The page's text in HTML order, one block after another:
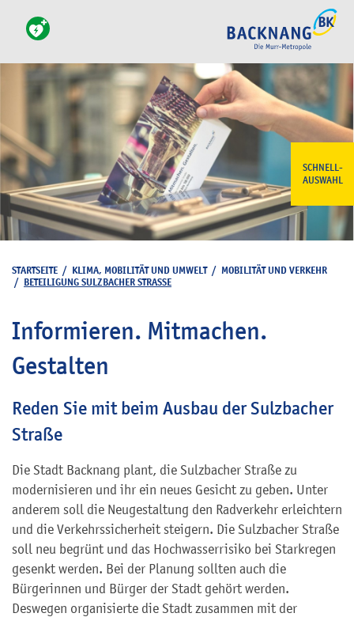
SCHNELL-
AUSWAHL
STARTSEITE / KLIMA, MOBILITÄT UND UMWELT/ MOBILITÄT UND VERKEHR
/ BETEILIGUNG SULZBACHER STRASSE
Informieren. Mitmachen.
Gestalten
Reden Sie mit beim Ausbau der Sulzbacher
Straße
Die Stadt Backnang plant, die Sulzbacher Straße zu
modernisieren und ihr ein neues Gesicht zu geben. Unter
anderem soll die Neugestaltung den Radverkehr erleichtern
und die Verkehrssicherheit steigern. Die Sulzbacher Straße
soll neu begrünt und das Hochwasserrisiko bei Starkregen
gesenkt werden. Bei der Planung sollten auch die
Bürgerinnen und Bürger der Stadt gehört werden.
Deswegen organisierte die Stadt zusammen mit der